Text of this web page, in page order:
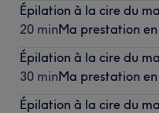
Épilation à la cire du
20 minMa prestation
Épilation à la cire du
30 minMa prestation
Épilation à la cire du